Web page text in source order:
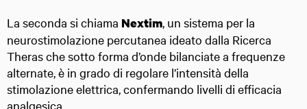
La seconda si chiama Nextim, un sistema per la
neurostimolazione percutanea ideato dalla Ricerca
Theras che sotto forma d’onde bilanciate a frequenze
alternate, è in grado di regolare l’intensità della
stimolazione elettrica, confermando livelli di efficacia
analgesica.